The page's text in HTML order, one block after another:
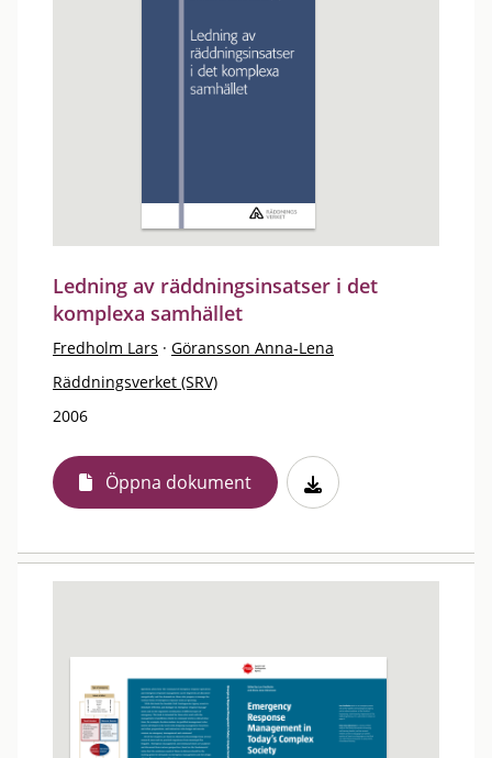
Ledning av räddningsinsatser i det
komplexa samhället
Fredholm Lars · Göransson Anna-Lena
Räddningsverket (SRV)
2006
Öppna dokument